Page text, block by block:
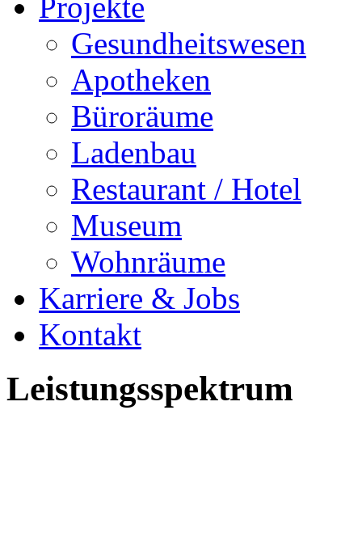
Gesundheitswesen
Apotheken
Büroräume
Ladenbau
Restaurant / Hotel
Museum
Wohnräume
Karriere & Jobs
Kontakt
Leistungsspektrum